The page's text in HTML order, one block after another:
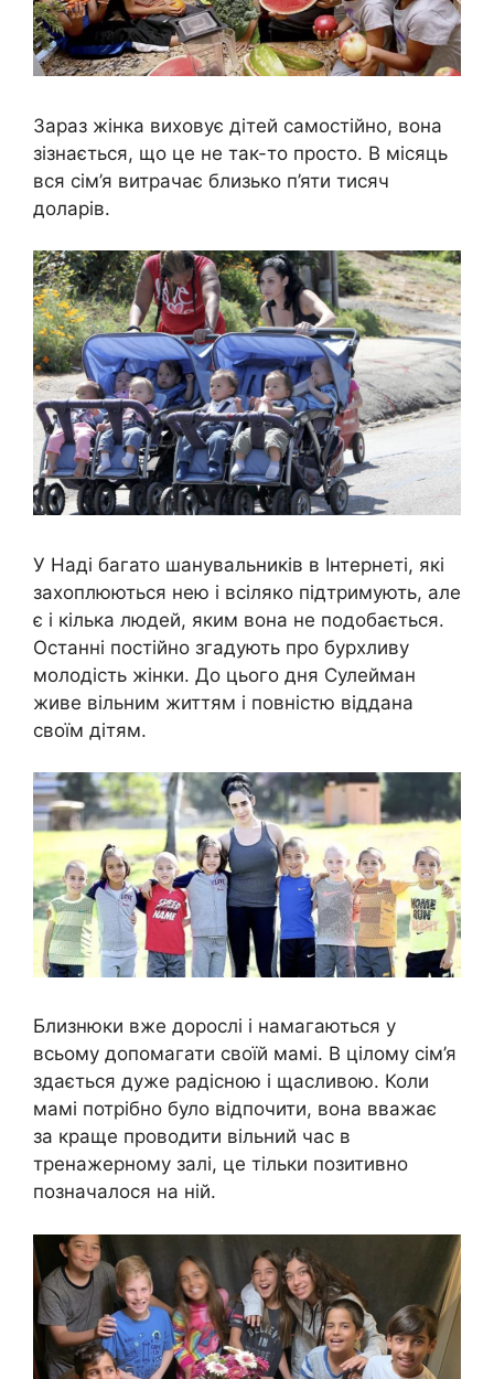
Зараз жінка виховує дітей самостійно, вона
зізнається, що це не так-то просто. В місяць
вся сім’я витрачає близько п’яти тисяч
доларів.
У Наді багато шанувальників в Інтернеті, які
захоплюються нею і всіляко підтримують, але
є і кілька людей, яким вона не подобається.
Останні постійно згадують про бурхливу
молодість жінки. До цього дня Сулейман
живе вільним життям і повністю віддана
своїм дітям.
Близнюки вже дорослі і намагаються у
всьому допомагати своїй мамі. В цілому сім’я
здається дуже радісною і щасливою. Коли
мамі потрібно було відпочити, вона вважає
за краще проводити вільний час в
тренажерному залі, це тільки позитивно
позначалося на ній.